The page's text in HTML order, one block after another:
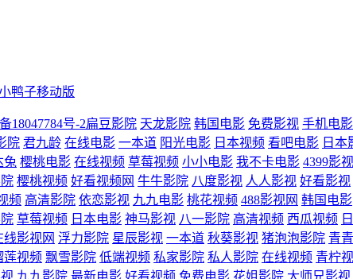
鸭子移动版
18047784号-2扁豆影院 天龙影院 韩国电影 免费影视 手机电影
院 君九龄 在线电影 一本道 阳光电影 日本视频 看吧电影 日本
兔 樱桃电影 在线视频 草莓视频 小小电影 我不卡电影 4399影
樱桃视频 好看视频网 牛牛影院 八度影视 人人影视 好看影视
频 高清影院 依恋影视 九九电影 桃花视频 488影视网 韩国电影
草莓视频 日本电影 神马影视 八一影院 高清视频 西瓜视频
线影视网 浮力影院 星辰影视 一本道 秋葵影视 猪泡泡影院 青
莲视频 飘雪影院 低端视频 私家影院 私人影院 在线视频 青柠
九九影院 最新电影 好看视频 免费电影 花姐影院 大师兄影视